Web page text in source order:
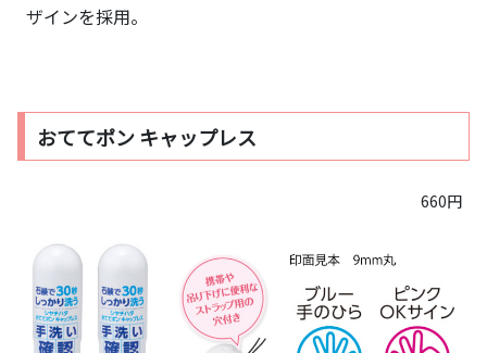
ザインを採用。
おててポン キャップレス
660円